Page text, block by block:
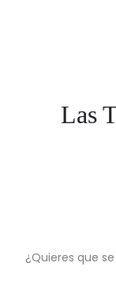
Las
¿Quieres que